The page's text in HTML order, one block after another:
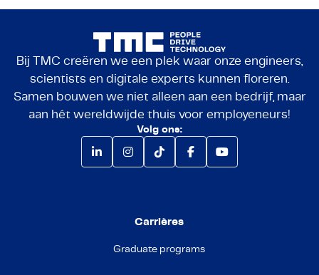
Bij TMC creëren we een plek waar onze engineers,
scientists en digitale experts kunnen floreren.
Samen bouwen we niet alleen aan een bedrijf, maar
aan hét wereldwijde thuis voor employeneurs!
Volg ons:
Carrières
Graduate programs